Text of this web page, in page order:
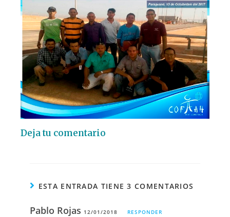
Deja tu comentario
ESTA ENTRADA TIENE 3 COMENTARIOS
Pablo Rojas 12/01/2018 RESPONDER